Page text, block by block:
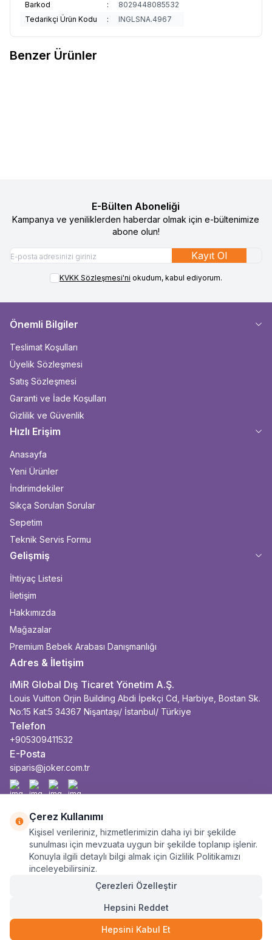
Barkod
:
8029448085532
Tedarikçi Ürün Kodu
: INGLSNA.4967
Benzer Ürünler
E-Bülten Aboneliği
Kampanya ve yeniliklerden haberdar olmak için e-bültenimize
abone olun!
Kayıt Ol
KVKK Sözleşmesi'ni okudum, kabul ediyorum.
Önemli Bilgiler
Teslimat Koşulları
Üyelik Sözleşmesi
Satış Sözleşmesi
Garanti ve İade Koşulları
Gizlilik ve Güvenlik
Hızlı Erişim
Anasayfa
Yeni Ürünler
İndirimdekiler
Sıkça Sorulan Sorular
Sepetim
Teknik Servis Formu
Gelişmiş
İhtiyaç Listesi
İletişim
Hakkımızda
Mağazalar
Premium Bebek Arabası Danışmanlığı
Adres & İletişim
iMiR Global Dış Ticaret Yönetim A.Ş.
Louis Vuitton Orjin Building Abdi İpekçi Cd, Harbiye, Bostan Sk.
No:15 Kat:5 34367 Nişantaşı/ İstanbul/ Türkiye
Telefon
+905309411532
E-Posta
siparis@joker.com.tr
Facebook
İnstagram
YoutubeLinkedin
Çerez Kullanımı
Kişisel verileriniz, hizmetlerimizin daha iyi bir şekilde
sunulması için mevzuata uygun bir şekilde toplanıp işlenir.
Konuyla ilgili detaylı bilgi almak için Gizlilik Politikamızı
inceleyebilirsiniz.
Çerezleri Özelleştir
Hepsini Reddet
Hepsini Kabul Et